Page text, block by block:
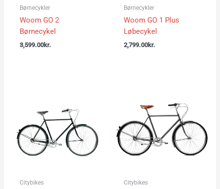
Børnecykler
Woom GO 2
Børnecykel
3,599.00kr.
Børnecykler
Woom GO 1 Plus
Løbecykel
2,799.00kr.
Citybikes Citybikes